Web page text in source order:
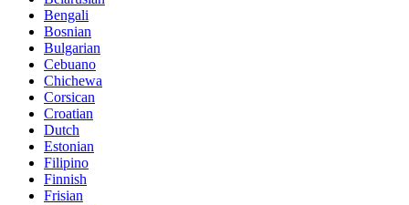
Bengali
Bosnian
Bulgarian
Cebuano
Chichewa
Corsican
Croatian
Dutch
Estonian
Filipino
Finnish
Frisian